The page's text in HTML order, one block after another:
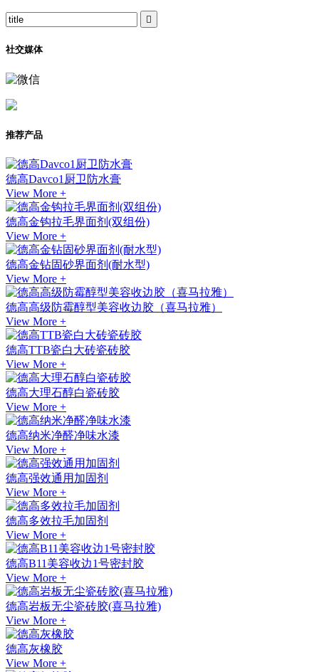

社交媒体
推荐产品
德高Davco1厨卫防水膏
View More +
德高金钩拉毛界面剂(双组份)
View More +
德高金钻固砂界面剂(耐水型)
View More +
德高高级防霉醇型美容收边胶（喜马拉雅）
View More +
德高TTB瓷白大砖瓷砖胶
View More +
德高大理石醇白瓷砖胶
View More +
德高纳米净醛净味水漆
View More +
德高强效通用加固剂
View More +
德高多效拉毛加固剂
View More +
德高B11美容收边1号密封胶
View More +
德高岩板无尘瓷砖胶(喜马拉雅)
View More +
德高灰橡胶
View More +